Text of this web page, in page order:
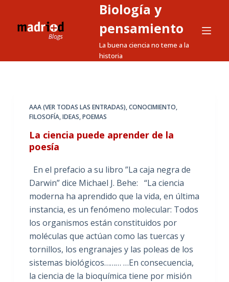
a
Biología y
pensamiento
La buena ciencia no teme a la
historia
AAA (VER TODAS LAS ENTRADAS),CONOCIMIENTO,
FILOSOFÍA,IDEAS,POEMAS
La ciencia puede aprender de la
poesía
En el prefacio a su libro ”La caja negra de
Darwin” dice Michael J. Behe: “La ciencia
moderna ha aprendido que la vida, en última
instancia, es un fenómeno molecular: Todos
los organismos están constituidos por
moléculas que actúan como las tuercas y
tornillos, los engranajes y las poleas de los
sistemas biológicos……… …En consecuencia,
la ciencia de la bioquímica tiene por misión